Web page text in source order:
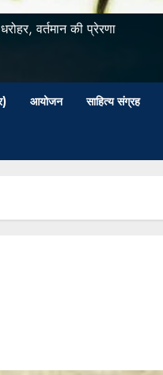
वर्तमान की प्रेरणा
आयोजन साहित्य संग्रह